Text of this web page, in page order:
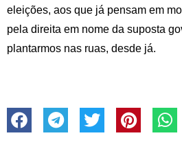
eleições, aos que já pensam em
pela direita em nome da suposta
plantarmos nas ruas, desde já.